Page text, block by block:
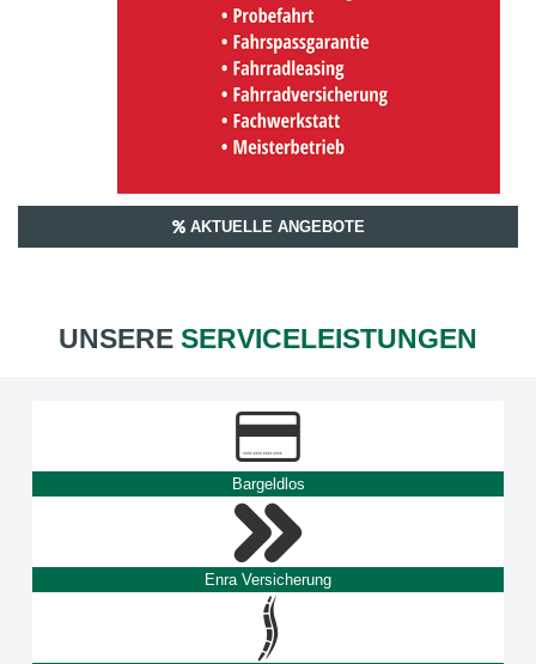
AKTUELLE ANGEBOTE
UNSERE SERVICELEISTUNGEN
Bargeldlos
Enra Versicherung